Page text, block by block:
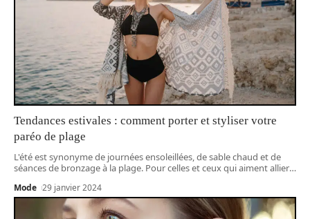
Tendances estivales : comment porter et styliser votre
paréo de plage
L'été est synonyme de journées ensoleillées, de sable chaud et de
séances de bronzage à la plage. Pour celles et ceux qui aiment allier…
Mode 29 janvier 2024